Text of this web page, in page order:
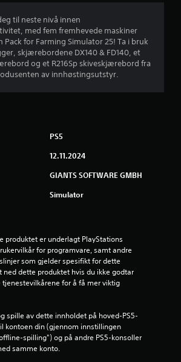
7
s
n
a
v
f
r
til neste nivå innen
med fem fremhevede maskiner
Pack for Farming Simulator 25! Ta i bruk
skjærebordene DX140 & FD140, et
og et R216Sp skiveskjærebord fra
av innhøstingsutstyr.
PS5
12.11.2024
GIANTS SOFTWARE GMBH
Simulator
produktet er underlagt PlayStations
for programvare, samt andre
som gjelder spesifikt for dette
ned dette produktet hvis du ikke godtar
tjenestevilkårene for å få mer viktig
spille av dette innholdet på hoved-PS5-
kontoen din (gjennom innstillingen
spilling") og på andre PS5-konsoller
samme konto.